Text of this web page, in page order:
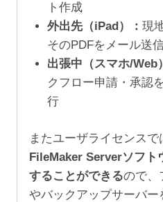
ト作成
外出先（iPad）： 現
そのPDFをメール送
出張中（スマホ/Web
クフロー申請・承認
行
またユーザライセンスで
FileMaker Serverソフト
することができるので、
やバックアップサーバー